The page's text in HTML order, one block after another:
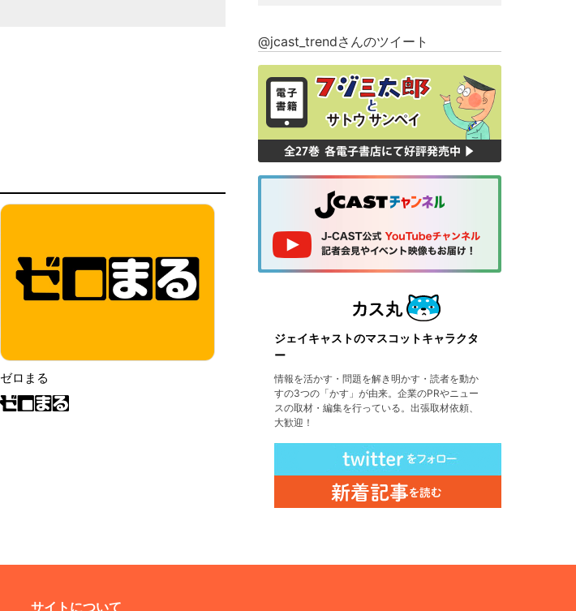
ゼロまる
@jcast_trendさんのツイート
ジェイキャストのマスコットキャラクタ
ー
情報を活かす・問題を解き明かす・読者を動か
すの3つの「かす」が由来。企業のPRやニュー
スの取材・編集を行っている。出張取材依頼、
大歓迎！
サイトについて